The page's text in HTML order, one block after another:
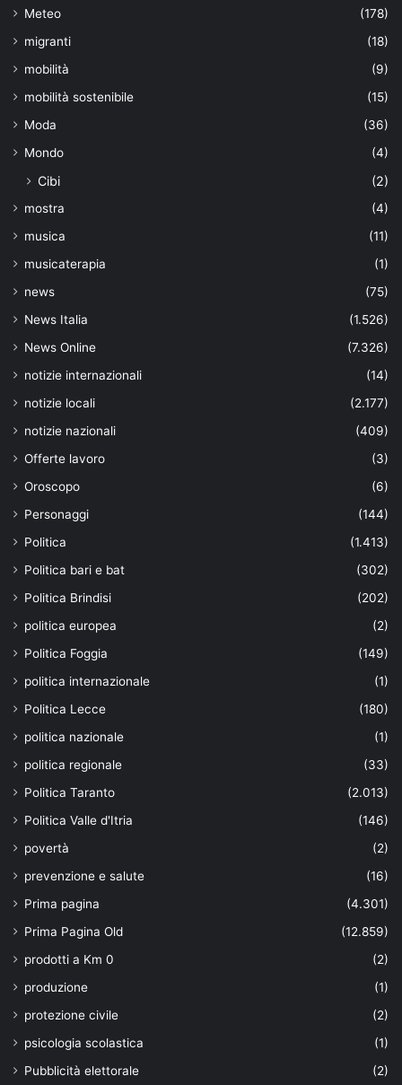
Meteo
(178)
migranti
(18)
mobilità
(9)
mobilità sostenibile
(15)
Moda
(36)
Mondo
(4)
Cibi (2)
mostra
(4)
musica
(11)
musicaterapia
(1)
news
(75)
News Italia
(1.526)
News Online
(7.326)
notizie internazionali
(14)
notizie locali
(2.177)
notizie nazionali
(409)
Offerte lavoro
(3)
Oroscopo
(6)
Personaggi
(144)
Politica
(1.413)
Politica bari e bat
(302)
Politica Brindisi
(202)
politica europea
(2)
Politica Foggia
(149)
politica internazionale
(1)
Politica Lecce
(180)
politica nazionale
(1)
politica regionale
(33)
Politica Taranto
(2.013)
Politica Valle d'Itria
(146)
povertà
(2)
prevenzione e salute
(16)
Prima pagina
(4.301)
Prima Pagina Old
(12.859)
prodotti a Km 0
(2)
produzione
(1)
protezione civile
(2)
psicologia scolastica
(1)
Pubblicità elettorale
(2)